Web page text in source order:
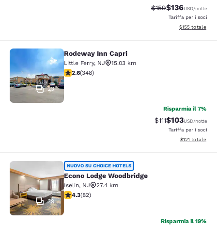
Tariffa di barratura:
$159Tariffa
$136USD/notte
Tariffa per i soci
Visualizza i
$155 totale
Rodeway Inn Capri
23
Rodeway Inn Capri
Little Ferry, NJ
15.03 km
Valutazione di 2.56 stelle. Discreto. 348 recensioni
2.6(348)
Risparmia il 7%
Tariffa di
$111Tariffa
$103USD/notte
Tariffa per i soci
Visualizza i
$121 totale
Econo Lodge Woodbridge
39
NUOVO SU CHOICE HOTELS
Econo Lodge Woodbridge
Iselin, NJ
27.4 km
Valutazione di 4.34 stelle. Ottimo. 82 recensioni
4.3(82)
Risparmia il 19%